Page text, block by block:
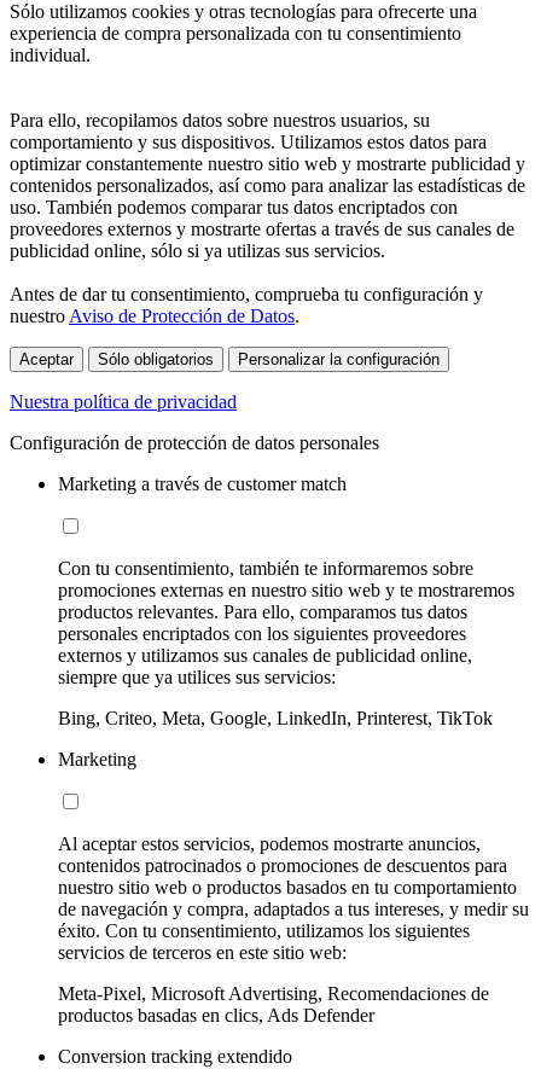
Sólo utilizamos cookies y otras tecnologías para ofrecerte una
experiencia de compra personalizada con tu consentimiento
individual.
Para ello, recopilamos datos sobre nuestros usuarios, su
comportamiento y sus dispositivos. Utilizamos estos datos para
optimizar constantemente nuestro sitio web y mostrarte publicidad y
contenidos personalizados, así como para analizar las estadísticas de
uso. También podemos comparar tus datos encriptados con
proveedores externos y mostrarte ofertas a través de sus canales de
publicidad online, sólo si ya utilizas sus servicios.
Antes de dar tu consentimiento, comprueba tu configuración y
nuestro Aviso de Protección de Datos.
Aceptar Sólo obligatorios Personalizar la configuración
Nuestra política de privacidad
Configuración de protección de datos personales
Marketing a través de customer match
Con tu consentimiento, también te informaremos sobre
promociones externas en nuestro sitio web y te mostraremos
productos relevantes. Para ello, comparamos tus datos
personales encriptados con los siguientes proveedores
externos y utilizamos sus canales de publicidad online,
siempre que ya utilices sus servicios:
Bing, Criteo, Meta, Google, LinkedIn, Printerest, TikTok
Marketing
Al aceptar estos servicios, podemos mostrarte anuncios,
contenidos patrocinados o promociones de descuentos para
nuestro sitio web o productos basados en tu comportamiento
de navegación y compra, adaptados a tus intereses, y medir su
éxito. Con tu consentimiento, utilizamos los siguientes
servicios de terceros en este sitio web:
Meta-Pixel, Microsoft Advertising, Recomendaciones de
productos basadas en clics, Ads Defender
Conversion tracking extendido